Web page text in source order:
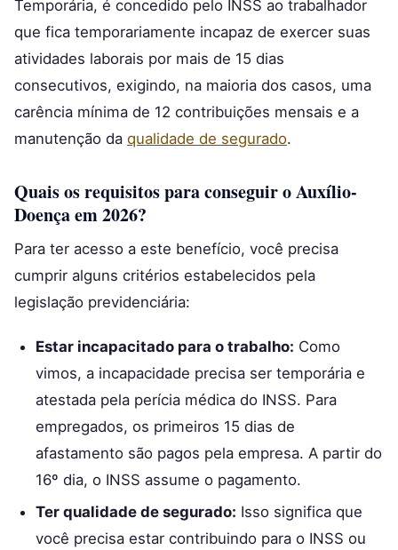
Temporária, é concedido pelo INSS ao trabalhador
que fica temporariamente incapaz de exercer suas
atividades laborais por mais de 15 dias
consecutivos, exigindo, na maioria dos casos, uma
carência mínima de 12 contribuições mensais e a
manutenção da qualidade de segurado.
Quais os requisitos para conseguir o Auxílio-
Doença em 2026?
Para ter acesso a este benefício, você precisa
cumprir alguns critérios estabelecidos pela
legislação previdenciária:
Estar incapacitado para o trabalho: Como
vimos, a incapacidade precisa ser temporária e
atestada pela perícia médica do INSS. Para
empregados, os primeiros 15 dias de
afastamento são pagos pela empresa. A partir do
16º dia, o INSS assume o pagamento.
Ter qualidade de segurado: Isso significa que
você precisa estar contribuindo para o INSS ou